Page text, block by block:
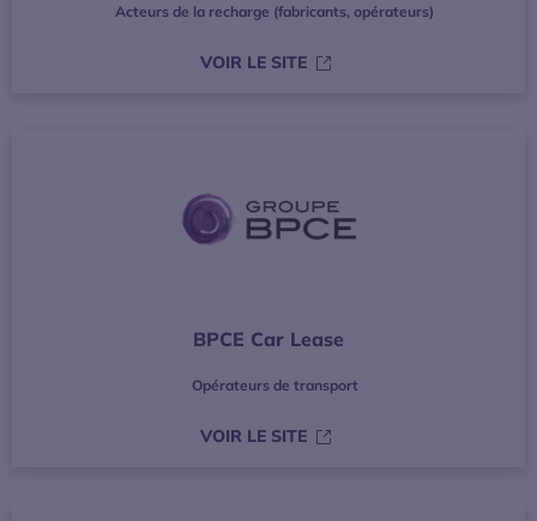
Acteurs de la recharge (fabricants, opérateurs)
VOIR LE SITES’OUVRE DANS UNE
BPCE Car Lease
Opérateurs de transport
VOIR LE SITES’OUVRE DANS UNE